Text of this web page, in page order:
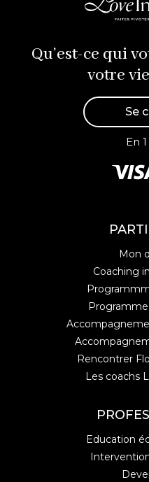
Qu’est-ce qui
votre
Se
En
Mon
Coaching
Rencontrer
Les coachs
Education